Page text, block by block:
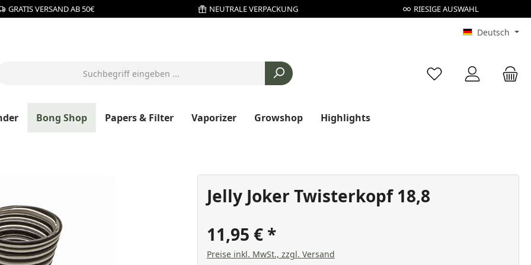
GRATIS VERSAND AB 50€ NEUTRALE VERPACKUNG RIESIGE AUSWAHL
Deutsch
Du hast 0 Produkte
Bong Shop Papers & Filter Vaporizer Growshop Highlights
Jelly Joker Twisterkopf 18,8
11,95 €
Preise inkl. MwSt., zzgl. Versand